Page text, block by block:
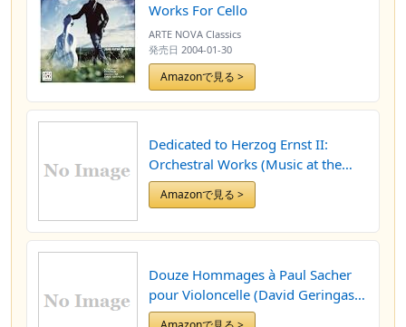
Works For Cello
ARTE NOVA Classics
発売日 2004-01-30
Amazonで見る >
Dedicated to Herzog Ernst II:
Orchestral Works (Music at the
court of Gotha)
Amazonで見る >
Douze Hommages à Paul Sacher
pour Violoncelle (David Geringas
and his Lübeck Cello Class)